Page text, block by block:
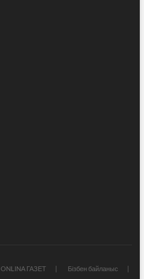
ONLINA ГАЗЕТ
Бізбен байланыс